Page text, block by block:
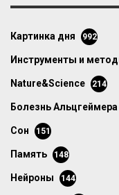
картинка дня 992
инструменты и
Nature&Science 214
болезнь Альцгеймера
сон 151
память 148
нейроны 144